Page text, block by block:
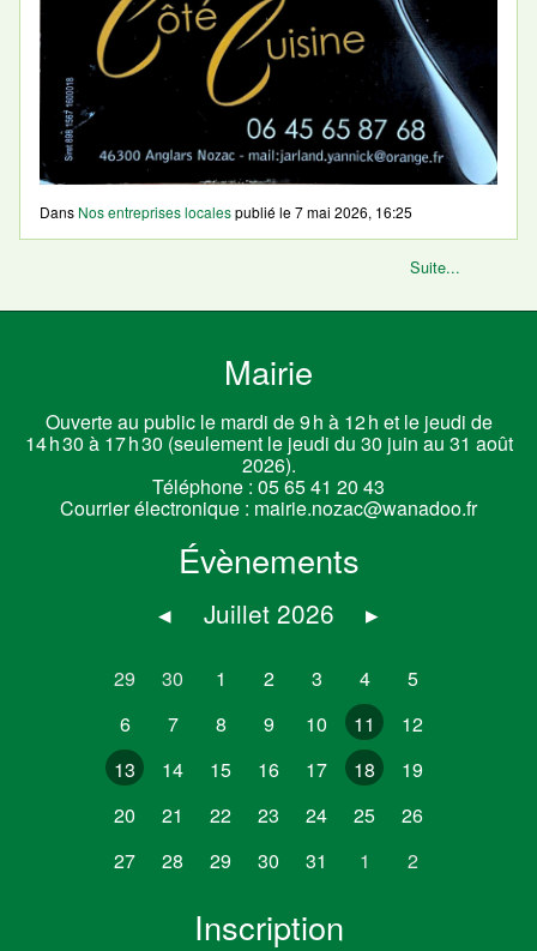
Dans Nos entreprises localespublié le7 mai 2026, 16:25
Suite...
Mairie
Ouverte au public le mardi de 9 h à 12 h et le jeudi de
14 h 30 à 17 h 30 (seulement le jeudi du 30 juin au 31 août
2026).
Téléphone : 05 65 41 20 43
Courrier électronique : mairie.nozac@wanadoo.fr
Évènements
◂ Juillet 2026 ▸
29 30 1 2 3 4
5
6
7 8 9 10 11
12
13
14 15 16 17 18
19
20
21 22 23 24 25
26
27
28 29 30 31 1 2
Inscription